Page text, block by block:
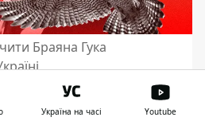
Браяна Гука
США Дональд Трамп
війну в Україні
. Він
Україна на часі Youtube